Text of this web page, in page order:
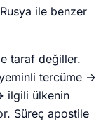
ile benzer
taraf değiller.
tercüme →
ilgili ülkenin
Süreç apostile